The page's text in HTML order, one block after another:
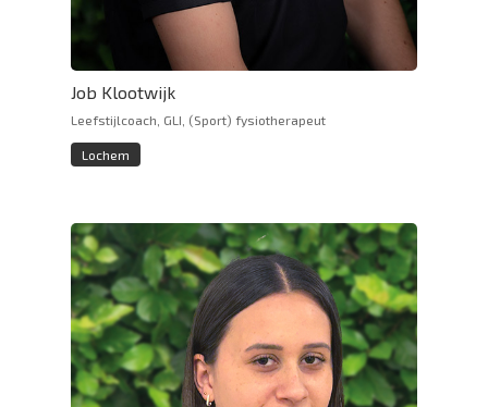
Job Klootwijk
Leefstijlcoach, GLI, (Sport) fysiotherapeut
Lochem